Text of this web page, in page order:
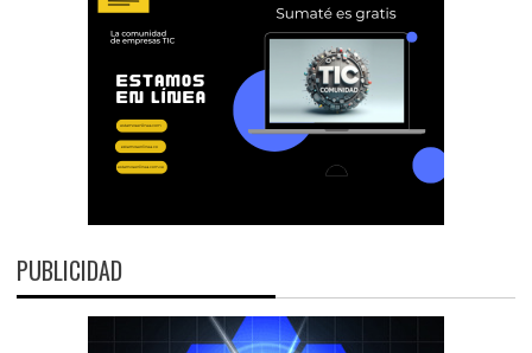
PUBLICIDAD